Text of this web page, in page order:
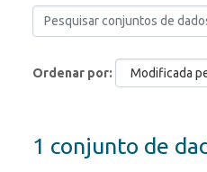
Ordenar por
1 conjunto de